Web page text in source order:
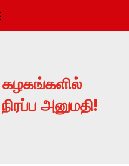
கழகங்களில்
அனுமதி!